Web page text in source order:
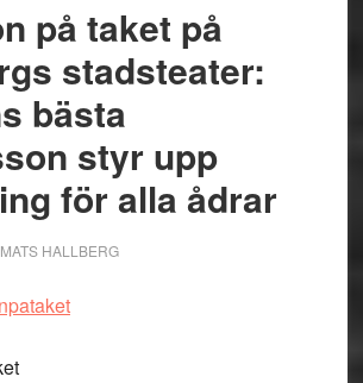
på taket på
stadsteater:
bästa
styr upp
för alla ådrar
MATS HALLBERG